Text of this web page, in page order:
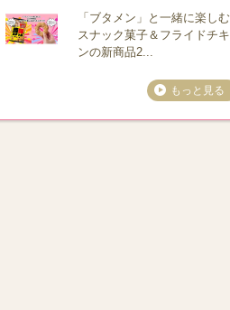
「ブタメン」と一緒に楽しむ
スナック菓子＆フライドチキ
ンの新商品2...
もっと見る